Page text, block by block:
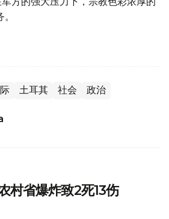
土耳其 社会 政治
村省爆炸致2死13伤